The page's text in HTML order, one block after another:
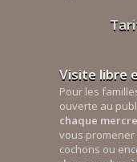
Visite libre
Pour les
ouverte au
chaque
vous promener
cochons ou